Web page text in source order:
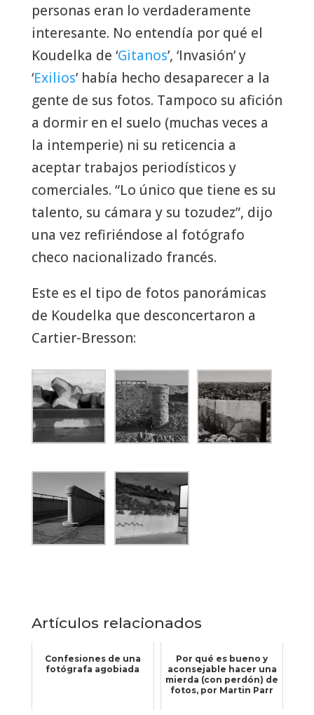
personas eran lo verdaderamente
interesante. No entendía por qué el
Koudelka de ‘Gitanos’, ‘Invasión’ y
‘Exilios’ había hecho desaparecer a la
gente de sus fotos. Tampoco su afición
a dormir en el suelo (muchas veces a
la intemperie) ni su reticencia a
aceptar trabajos periodísticos y
comerciales. “Lo único que tiene es su
talento, su cámara y su tozudez”, dijo
una vez refiriéndose al fotógrafo
checo nacionalizado francés.
Este es el tipo de fotos panorámicas
de Koudelka que desconcertaron a
Cartier-Bresson:
Artículos relacionados
Confesiones de una
fotógrafa agobiada
Por qué es bueno y
aconsejable hacer una
mierda (con perdón) de
fotos, por Martin Parr